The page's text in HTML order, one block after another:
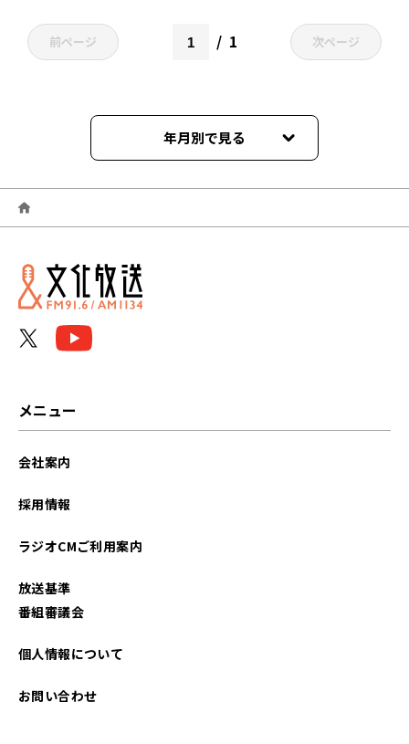
前ページ 1 次ページ
年月別で見る
2025年02月
2023年04月
2022年09月
2021年05月
メニュー
会社案内
採用情報
ラジオCMご利用案内
放送基準
番組審議会
個人情報について
お問い合わせ